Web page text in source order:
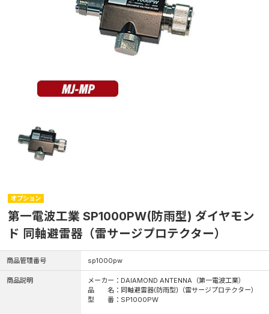
オプション
第一電波工業 SP1000PW(防雨型) ダイヤモン
ド 同軸避雷器（雷サージプロテクター）
商品管理番号 sp1000pw
商品説明
メーカー：DAIAMOND ANTENNA（第一電波工業）
品 名：同軸避雷器(防雨型)（雷サージプロテクター）
型 番：SP1000PW